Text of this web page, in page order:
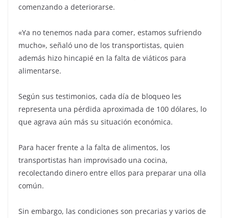
comenzando a deteriorarse.
«Ya no tenemos nada para comer, estamos sufriendo
mucho», señaló uno de los transportistas, quien
además hizo hincapié en la falta de viáticos para
alimentarse.
Según sus testimonios, cada día de bloqueo les
representa una pérdida aproximada de 100 dólares, lo
que agrava aún más su situación económica.
Para hacer frente a la falta de alimentos, los
transportistas han improvisado una cocina,
recolectando dinero entre ellos para preparar una olla
común.
Sin embargo, las condiciones son precarias y varios de